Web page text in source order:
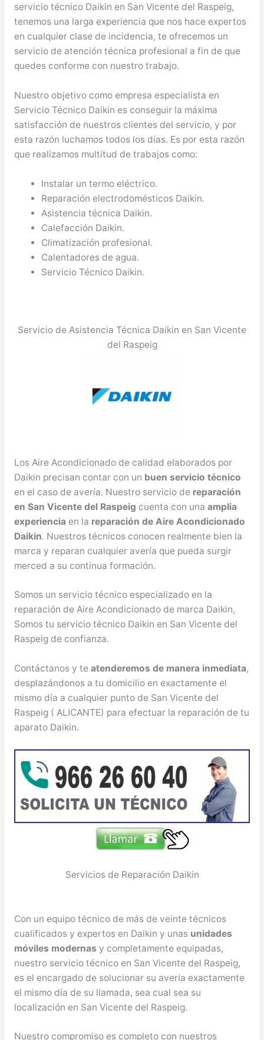
servicio técnico Daikin en San Vicente del Raspeig,
tenemos una larga experiencia que nos hace expertos
en cualquier clase de incidencia, te ofrecemos un
servicio de atención técnica profesional a fin de que
quedes conforme con nuestro trabajo.
Nuestro objetivo como empresa especialista en
Servicio Técnico Daikin es conseguir la máxima
satisfacción de nuestros clientes del servicio, y por
esta razón luchamos todos los días. Es por esta razón
que realizamos multitud de trabajos como:
Instalar un termo eléctrico.
Reparación electrodomésticos Daikin.
Asistencia técnica Daikin.
Calefacción Daikin.
Climatización profesional.
Calentadores de agua.
Servicio Técnico Daikin.
Servicio de Asistencia Técnica Daikin en San Vicente
del Raspeig
Los Aire Acondicionado de calidad elaborados por
Daikin precisan contar con un buen servicio técnico
en el caso de avería. Nuestro servicio de reparación
en San Vicente del Raspeig cuenta con una amplia
experiencia en la reparación de Aire Acondicionado
Daikin. Nuestros técnicos conocen realmente bien la
marca y reparan cualquier avería que pueda surgir
merced a su contínua formación.
Somos un servicio técnico especializado en la
reparación de Aire Acondicionado de marca Daikin,
Somos tu servicio técnico Daikin en San Vicente del
Raspeig de confianza.
Contáctanos y te atenderemos de manera inmediata,
desplazándonos a tu domicilio en exactamente el
mismo día a cualquier punto de San Vicente del
Raspeig ( ALICANTE) para efectuar la reparación de tu
aparato Daikin.
Servicios de Reparación Daikin
Con un equipo técnico de más de veinte técnicos
cualificados y expertos en Daikin y unas unidades
móviles modernas y completamente equipadas,
nuestro servicio técnico en San Vicente del Raspeig,
es el encargado de solucionar su avería exactamente
el mismo día de su llamada, sea cual sea su
localización en San Vicente del Raspeig.
Nuestro compromiso es completo con nuestros